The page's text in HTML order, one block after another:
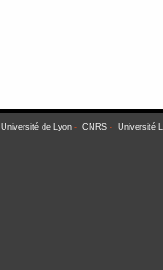
Université de Lyon- CNRS- Université